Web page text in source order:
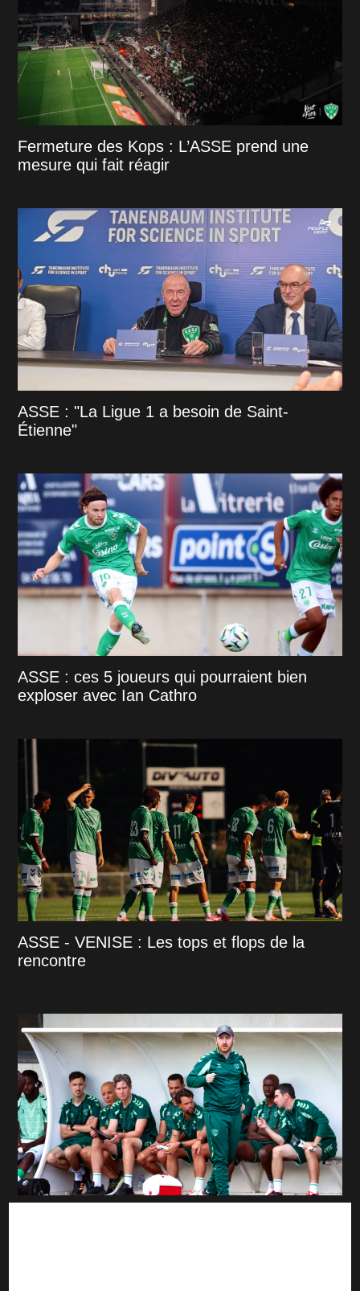
Fermeture des Kops : L’ASSE prend une
mesure qui fait réagir
ASSE : "La Ligue 1 a besoin de Saint-
Étienne"
ASSE : ces 5 joueurs qui pourraient bien
exploser avec Ian Cathro
ASSE - VENISE : Les tops et flops de la
rencontre